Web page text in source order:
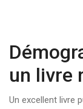
un livre
Un excellent livre